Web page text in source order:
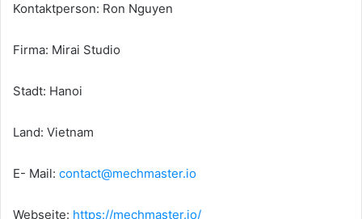
Kontaktperson: Ron Nguyen
Firma: Mirai Studio
Stadt: Hanoi
Land: Vietnam
E- Mail: contact@mechmaster.io
Webseite: https://mechmaster.io/